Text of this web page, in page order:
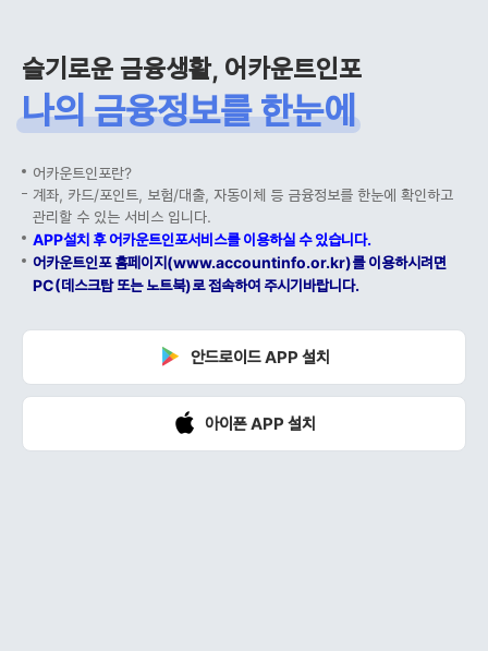
슬기로운 금융생활, 어카운트인포
나의 금융정보를 한눈에
어카운트인포란?
계좌, 카드/포인트, 보험/대출, 자동이체 등 금융정보를 한눈에 확인하고
관리할 수 있는 서비스 입니다.
APP설치 후 어카운트인포서비스를 이용하실 수 있습니다.
어카운트인포 홈페이지(www.accountinfo.or.kr)를 이용하시려면
PC(데스크탑 또는 노트북)로 접속하여 주시기바랍니다.
안드로이드 APP 설치
아이폰 APP 설치